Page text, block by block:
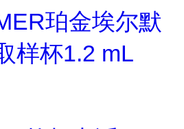
珀金埃尔默
样杯1.2 mL